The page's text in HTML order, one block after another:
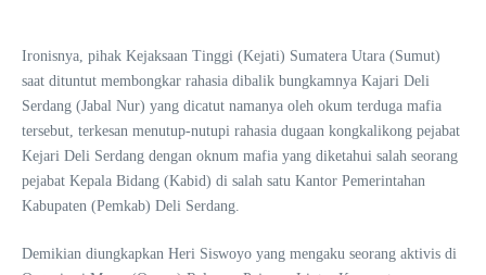
Ironisnya, pihak Kejaksaan Tinggi (Kejati) Sumatera Utara (Sumut)
saat dituntut membongkar rahasia dibalik bungkamnya Kajari Deli
Serdang (Jabal Nur) yang dicatut namanya oleh okum terduga mafia
tersebut, terkesan menutup-nutupi rahasia dugaan kongkalikong pejabat
Kejari Deli Serdang dengan oknum mafia yang diketahui salah seorang
pejabat Kepala Bidang (Kabid) di salah satu Kantor Pemerintahan
Kabupaten (Pemkab) Deli Serdang.
Demikian diungkapkan Heri Siswoyo yang mengaku seorang aktivis di